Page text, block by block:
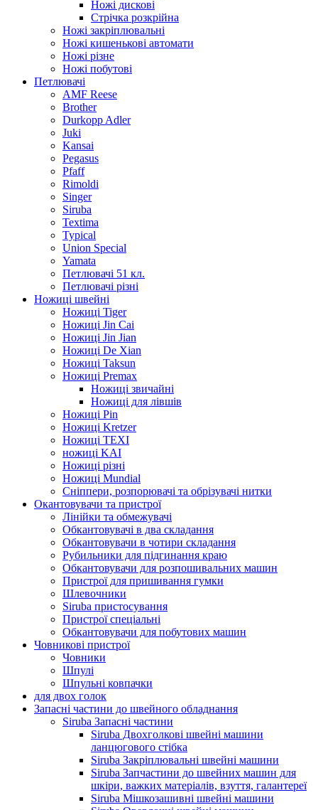
Ножі дискові
Стрічка розкрійна
Ножі закріплювальні
Ножі кишенькові автомати
Ножі різне
Ножі побутові
Петлювачі
AMF Reese
Brother
Durkopp Adler
Juki
Kansai
Pegasus
Pfaff
Rimoldi
Singer
Siruba
Textima
Typical
Union Special
Yamata
Петлювачі 51 кл.
Петлювачі різні
Ножиці швейні
Ножиці Tiger
Ножиці Jin Cai
Ножиці Jin Jian
Ножиці De Xian
Ножиці Taksun
Ножиці Premax
Ножиці звичайні
Ножиці для лівшів
Ножиці Pin
Ножиці Kretzer
Ножиці TEXI
ножиці KAI
Ножиці різні
Ножиці Mundial
Сніппери, розпорювачі та обрізувачі нитки
Окантовувачи та пристрої
Лінійки та обмежувачі
Обкантовувачі в два складання
Обкантовувачи в чотири складання
Рубильники для підгинання краю
Обкантовувачи для розпошивальних машин
Пристрої для пришивання гумки
Шлевочники
Siruba пристосування
Пристрої спеціальні
Обкантовувачи для побутових машин
Човникові пристрої
Човники
Шпулі
Шпульні ковпачки
для двох голок
Запасні частини до швейного обладнання
Siruba Запасні частини
Siruba Двохголкові швейні машини
ланцюгового стібка
Siruba Закріплювальні швейні машини
Siruba Запчастини до швейних машин для
шкіри, важких матеріалів, взуття, галантереї
Siruba Мішкозашивні швейні машини